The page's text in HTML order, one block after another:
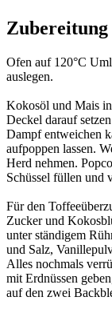
Zubereitung
Ofen auf 120°C
auslegen.
Kokosöl und Mais
Deckel darauf
Dampf entweichen
aufpoppen lassen.
Herd nehmen.
Schüssel füllen und
Für den
Zucker und
unter ständigem
und Salz,
Alles nochmals
mit Erdnüssen
auf den zwei